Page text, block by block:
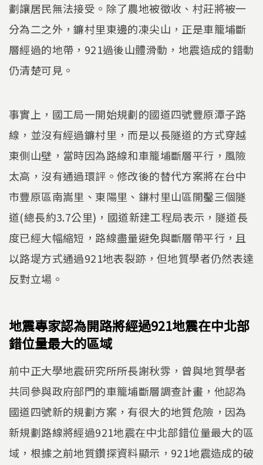
劃讓居民無法接受。除了農地被徵收、村莊將被一
分為二之外，鐮村里東邊的凍尖山，正是車籠埔斷
層經過的地帶，921過後山體滑動，地震造成的錯動
仍清楚可見。
事實上，國工局一開始規劃的國道四號豐原潭子路
線，並沒有經過鐮村里，而是以長隧道的方式穿越
東側山壁，當時因為路線和車籠埔斷層平行，風險
太高，沒有通過環評。修改後的替代方案將在台中
市豐原區南嵩里、東陽里、鎌村里山區開鑿三個隧
道(總長約3.7公里)，國道新建工程局表示，隧道長
度已經大幅縮短，路線盡量避免與斷層帶平行，且
以路堤方式通過921地表裂跡，但地質學者仍然表達
反對立場。
地震專家認為開路將經過921地震在中北部
錯位量最大的區域
前中正大學地震研究所所長謝秋雰，曾與地質學者
共同參與政府部門的車籠埔斷層調查計畫，他認為
國道四號新的規劃方案，有很大的地質危險，因為
新規劃路線將經過921地震在中北部錯位量最大的區
域，根據之前地質鑽探資料顯示，921地震造成的破